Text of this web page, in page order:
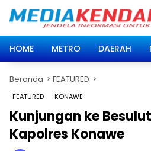
HOME
METRO DAERAH
Beranda FEATURED
FEATURED KONAWE
Kunjungan ke
Kapolres Konawe